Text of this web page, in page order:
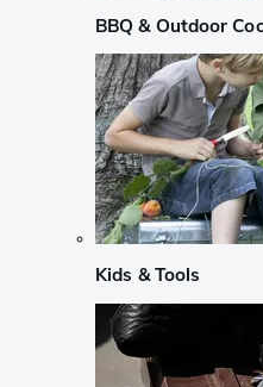
BBQ & Outdoor
Kids & Tools